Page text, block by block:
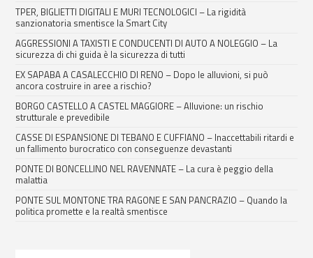
TPER, BIGLIETTI DIGITALI E MURI TECNOLOGICI – La rigidità
sanzionatoria smentisce la Smart City
AGGRESSIONI A TAXISTI E CONDUCENTI DI AUTO A NOLEGGIO – La
sicurezza di chi guida è la sicurezza di tutti
EX SAPABA A CASALECCHIO DI RENO – Dopo le alluvioni, si può
ancora costruire in aree a rischio?
BORGO CASTELLO A CASTEL MAGGIORE – Alluvione: un rischio
strutturale e prevedibile
CASSE DI ESPANSIONE DI TEBANO E CUFFIANO – Inaccettabili ritardi e
un fallimento burocratico con conseguenze devastanti
PONTE DI BONCELLINO NEL RAVENNATE – La cura è peggio della
malattia
PONTE SUL MONTONE TRA RAGONE E SAN PANCRAZIO – Quando la
politica promette e la realtà smentisce